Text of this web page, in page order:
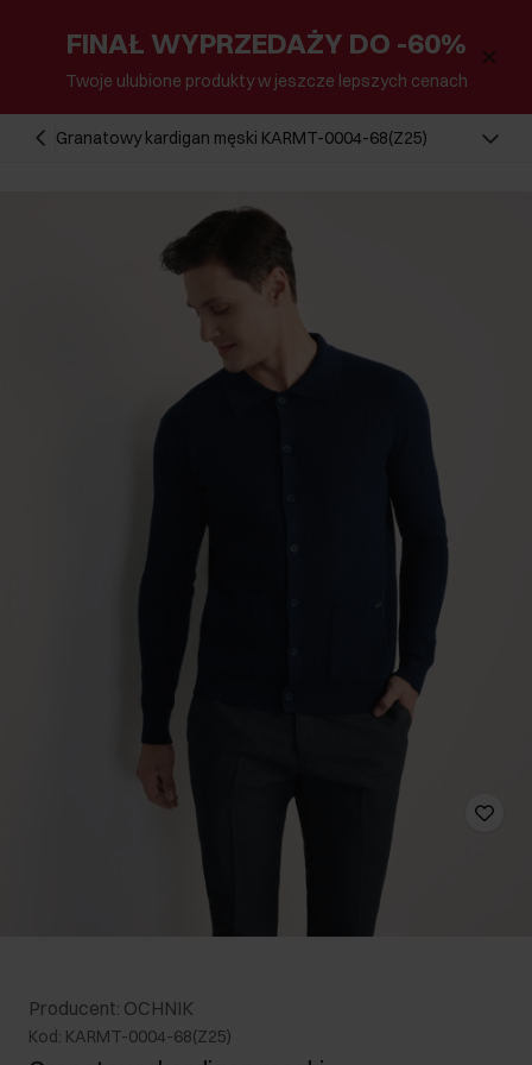
FINAŁ WYPRZEDAŻY DO -60%
Twoje ulubione produkty w jeszcze lepszych cenach
Granatowy kardigan męski KARMT-0004-68(Z25)
Producent: OCHNIK
Kod: KARMT-0004-68(Z25)